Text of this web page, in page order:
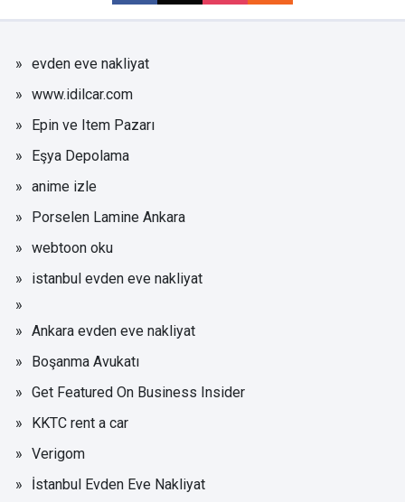
evden eve nakliyat
www.idilcar.com
Epin ve Item Pazarı
Eşya Depolama
anime izle
Porselen Lamine Ankara
webtoon oku
istanbul evden eve nakliyat
Ankara evden eve nakliyat
Boşanma Avukatı
Get Featured On Business Insider
KKTC rent a car
Verigom
İstanbul Evden Eve Nakliyat